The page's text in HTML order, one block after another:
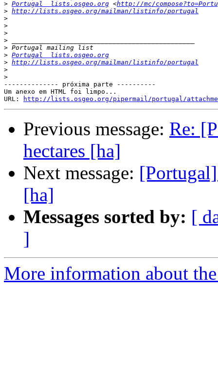
> Portugal  lists.osgeo.org <http://mc/
> http://lists.osgeo.org/mailman/listinfo/portugal
>
>
>
>
>
> Portugal  lists.osgeo.org
> http://lists.osgeo.org/mailman/listinfo/portugal
>
>
-------------- próxima parte ----------
Um anexo em HTML foi limpo...
URL:
http://lists.osgeo.org/pipermail/portugal/
Previous message: Re:
hectares [ha]
Next message:
[ha]
Messages sorted by: [
]
More information about